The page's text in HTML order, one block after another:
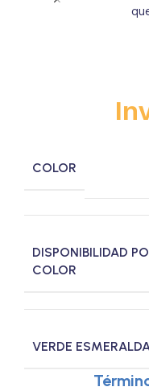
COLOR
DISPONIBILIDAD
COLOR
VERDE